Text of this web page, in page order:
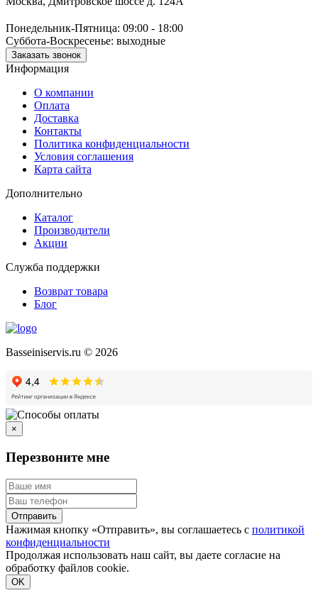
Понедельник-Пятница: 09:00 - 18:00
Суббота-Воскресенье: выходные
Заказать звонок
Информация
О компании
Оплата
Доставка
Контакты
Политика конфиденциальности
Условия соглашения
Карта сайта
Дополнительно
Каталог
Производители
Акции
Служба поддержки
Возврат товара
Блог
Basseiniservis.ru © 2026
×
Перезвоните мне
Отправить
Нажимая кнопку «Отправить», вы соглашаетесь с политикой
конфиденциальности
Продолжая использовать наш сайт, вы даете согласие на
обработку файлов cookie.
OK